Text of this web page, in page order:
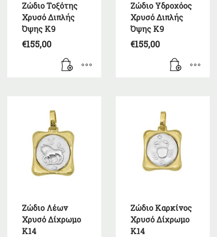
Ζώδιο Τοξότης
Χρυσό Διπλής
Όψης Κ9
€155,00
Ζώδιο Υδροχόος
Χρυσό Διπλής
Όψης Κ9
€155,00
Ζώδιο Λέων
Χρυσό Δίχρωμο
Κ14
Ζώδιο Καρκίνος
Χρυσό Δίχρωμο
Κ14